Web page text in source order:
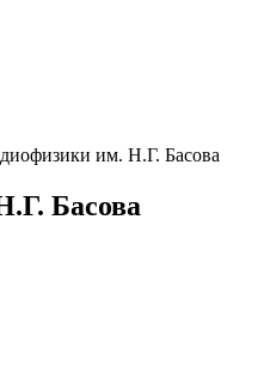
им. Н.Г. Басова
Басова